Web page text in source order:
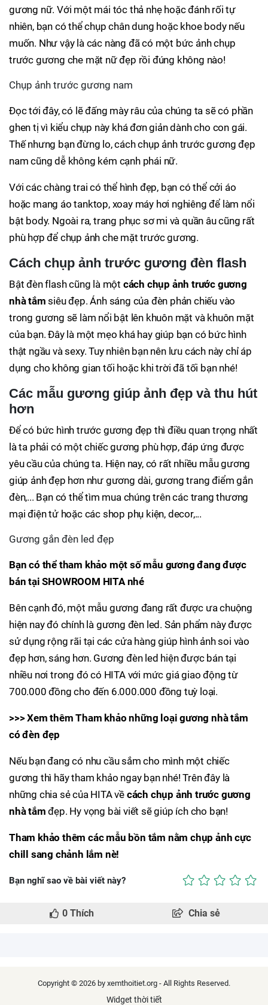
gương nữ. Với một mái tóc thả nhẹ hoặc đánh rối tự
nhiên, bạn có thể chụp chân dung hoặc khoe body nếu
muốn. Như vậy là các nàng đã có một bức ảnh chụp
trước gương che mặt nữ đẹp rồi đúng không nào!
Chụp ảnh trước gương nam
Đọc tới đây, có lẽ đấng mày râu của chúng ta sẽ có phần
ghen tị vì kiểu chụp này khá đơn giản dành cho con gái.
Thế nhưng bạn đừng lo, cách chụp ảnh trước gương đẹp
nam cũng dễ không kém cạnh phái nữ.
Với các chàng trai có thể hình đẹp, bạn có thể cởi áo
hoặc mang áo tanktop, xoay máy hơi nghiêng để làm nổi
bật body. Ngoài ra, trang phục sơ mi và quần âu cũng rất
phù hợp để chụp ảnh che mặt trước gương.
Cách chụp ảnh trước gương đèn flash
Bật đèn flash cũng là một cách chụp ảnh trước gương
nhà tắm siêu đẹp. Ánh sáng của đèn phản chiếu vào
trong gương sẽ làm nổi bật lên khuôn mặt và khuôn mặt
của bạn. Đây là một mẹo khá hay giúp bạn có bức hình
thật ngầu và sexy. Tuy nhiên bạn nên lưu cách này chỉ áp
dụng cho không gian tối hoặc khi trời đã tối bạn nhé!
Các mẫu gương giúp ảnh đẹp và thu hút
hơn
Để có bức hình trước gương đẹp thì điều quan trọng nhất
là ta phải có một chiếc gương phù hợp, đáp ứng được
yêu cầu của chúng ta. Hiện nay, có rất nhiều mẫu gương
giúp ảnh đẹp hơn như gương dài, gương trang điểm gắn
đèn,... Bạn có thể tìm mua chúng trên các trang thương
mại điện tử hoặc các shop phụ kiện, decor,...
Gương gắn đèn led đẹp
Bạn có thể tham khảo một số mẫu gương đang được
bán tại SHOWROOM HITA nhé
Bên cạnh đó, một mẫu gương đang rất được ưa chuộng
hiện nay đó chính là gương đèn led. Sản phẩm này được
sử dụng rộng rãi tại các cửa hàng giúp hình ảnh soi vào
đẹp hơn, sáng hơn. Gương đèn led hiện được bán tại
nhiều nơi trong đó có HITA với mức giá giao động từ
700.000 đồng cho đến 6.000.000 đồng tuỳ loại.
>>> Xem thêm Tham khảo những loại gương nhà tắm
có đèn đẹp
Nếu bạn đang có nhu cầu sắm cho mình một chiếc
gương thì hãy tham khảo ngay bạn nhé! Trên đây là
những chia sẻ của HITA về cách chụp ảnh trước gương
nhà tắm đẹp. Hy vọng bài viết sẽ giúp ích cho bạn!
Tham khảo thêm các mẫu bồn tắm nằm chụp ảnh cực
chill sang chảnh lắm nè!
Bạn nghĩ sao về bài viết này?
0 Thích Chia sẻ
Copyright © 2026 by xemthoitiet.org - All Rights Reserved.
Widget thời tiết